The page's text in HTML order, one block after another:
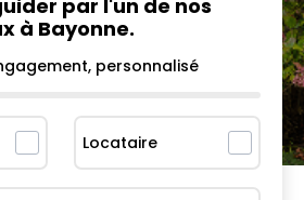
par l'un de nos
à Bayonne.
personnalisé
Locataire